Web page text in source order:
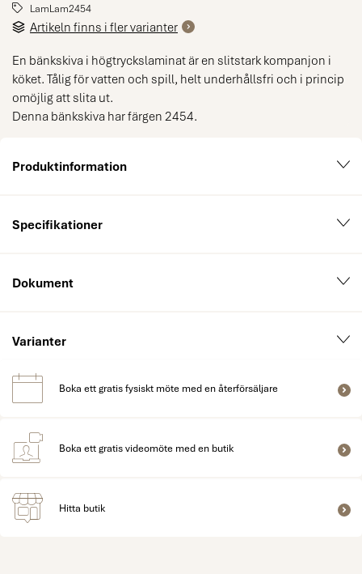
LamLam2454
Artikeln finns i fler varianter
En bänkskiva i högtryckslaminat är en slitstark kompanjon i
köket. Tålig för vatten och spill, helt underhållsfri och i princip
omöjlig att slita ut.
Denna bänkskiva har färgen 2454.
Produktinformation
Specifikationer
Dokument
Varianter
Boka ett gratis fysiskt möte med en återförsäljare
Boka ett gratis videomöte med en butik
Hitta butik